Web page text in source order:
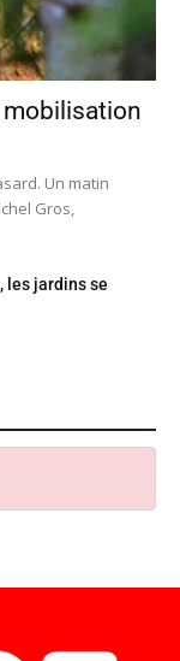
mobilisation
Un matin
Gros,
les jardins se